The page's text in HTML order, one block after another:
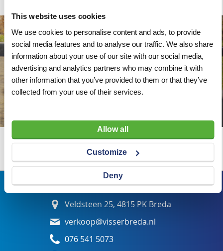
This website uses cookies
We use cookies to personalise content and ads, to provide
social media features and to analyse our traffic. We also share
information about your use of our site with our social media,
advertising and analytics partners who may combine it with
other information that you’ve provided to them or that they’ve
collected from your use of their services.
Allow all
Customize
Deny
Wij adviseren u graag
Bezoekadres
Veldsteen 25, 4815 PK Breda
verkoop@visserbreda.nl
076 541 5073